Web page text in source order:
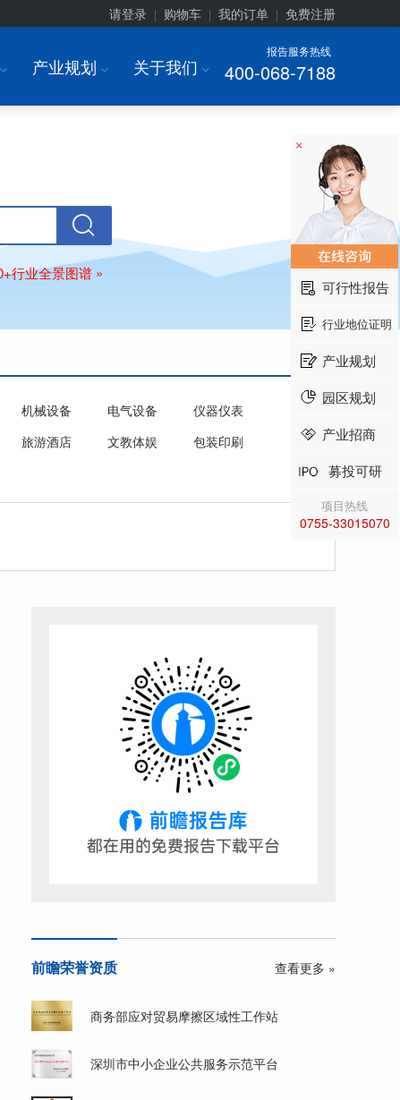
请登录 购物车 我的订单 免费注册
报告服务热线
400-068-7188
I 产业规划 I 关于我们 I
行业全景图谱 »
机械设备 电气设备
仪器仪表
旅游酒店 文教体娱
包装印刷
前瞻荣誉资质 查看更多 »
商务部应对贸易摩擦区域性工作站
深圳市中小企业公共服务示范平台
×
可行性报告
行业地位证明
产业规划
园区规划
产业招商
募投可研
项目热线
0755-33015070